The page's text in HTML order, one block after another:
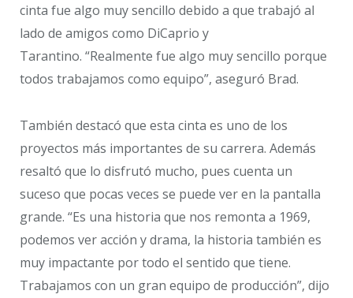
cinta fue algo muy sencillo debido a que trabajó al
lado de amigos como DiCaprio y
Tarantino. “Realmente fue algo muy sencillo porque
todos trabajamos como equipo”, aseguró Brad.
También destacó que esta cinta es uno de los
proyectos más importantes de su carrera. Además
resaltó que lo disfrutó mucho, pues cuenta un
suceso que pocas veces se puede ver en la pantalla
grande. “Es una historia que nos remonta a 1969,
podemos ver acción y drama, la historia también es
muy impactante por todo el sentido que tiene.
Trabajamos con un gran equipo de producción”, dijo